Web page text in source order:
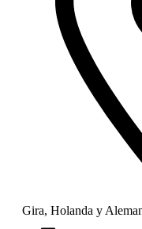
Gira, Holanda y